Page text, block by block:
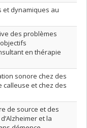
et dynamiques au
des problèmes
en thérapie
sonore chez des
et chez des
de source et des
et la